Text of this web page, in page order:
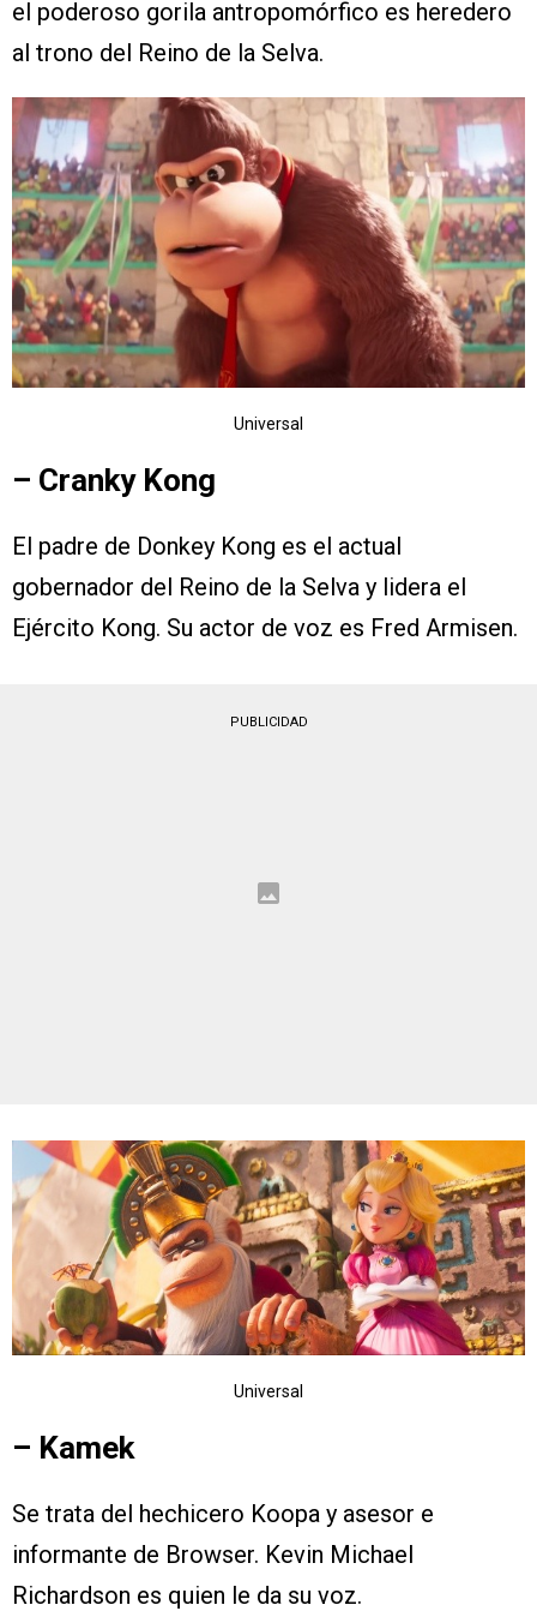
el poderoso gorila antropomórfico es heredero
al trono del Reino de la Selva.
Universal
– Cranky Kong
El padre de Donkey Kong es el actual
gobernador del Reino de la Selva y lidera el
Ejército Kong. Su actor de voz es Fred Armisen.
PUBLICIDAD
Universal
– Kamek
Se trata del hechicero Koopa y asesor e
informante de Browser. Kevin Michael
Richardson es quien le da su voz.